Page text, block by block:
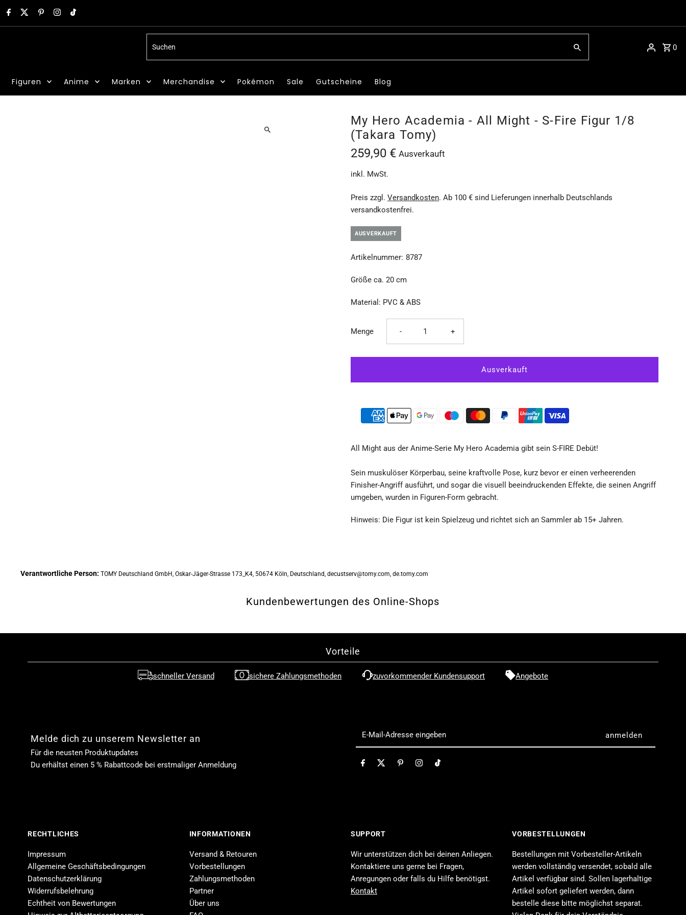
Ã
0
Figuren Anime Marken Merchandise Pokémon Sale Gutscheine Blog
My Hero Academia - All Might - S-Fire Figur 1/8
(Takara Tomy)
259,90 € Ausverkauft
inkl. MwSt.
Preis zzgl. Versandkosten. Ab 100 € sind Lieferungen innerhalb Deutschlands
versandkostenfrei.
AUSVERKAUFT
Artikelnummer: 8787
Größe ca. 20 cm
Material: PVC & ABS
Menge Verringere
die
Hero
Academia
-
All
-
S-
1/8
- Erhöhe
die
Hero
Academia
-
1/8
+
All Might aus der Anime-Serie My Hero Academia gibt sein S-FIRE Debüt!
Sein muskulöser Körperbau, seine kraftvolle Pose, kurz bevor er einen verheerenden
Finisher-Angriff ausführt, und sogar die visuell beeindruckenden Effekte, die seinen Angriff
umgeben, wurden in Figuren-Form gebracht.
Hinweis: Die Figur ist kein Spielzeug und richtet sich an Sammler ab 15+ Jahren.
Verantwortliche Person:TOMY Deutschland GmbH, Oskar-Jäger-Strasse 173_K4, 50674 Köln, Deutschland, decustserv@tomy.com, de.tomy.com
Kundenbewertungen des Online-Shops
Vorteile
schneller Versand sichere Zahlungsmethoden zuvorkommender Kundensupport Angebote
Melde dich zu unserem Newsletter an
Für die neusten Produktupdates
Du erhältst einen 5 % Rabattcode bei erstmaliger Anmeldung
eingeben
RECHTLICHES
Impressum
Allgemeine Geschäftsbedingungen
Datenschutzerklärung
Widerrufsbelehrung
Echtheit von Bewertungen
INFORMATIONEN
Versand & Retouren
Vorbestellungen
Zahlungsmethoden
Partner
Über uns
SUPPORT
Wir unterstützen dich bei deinen Anliegen.
Kontaktiere uns gerne bei Fragen,
Anregungen oder falls du Hilfe benötigst.
Kontakt
VORBESTELLUNGEN
Bestellungen mit Vorbesteller-Artikeln
werden vollständig versendet, sobald alle
Artikel verfügbar sind. Sollen lagerhaltige
Artikel sofort geliefert werden, dann
bestelle diese bitte möglichst separat.